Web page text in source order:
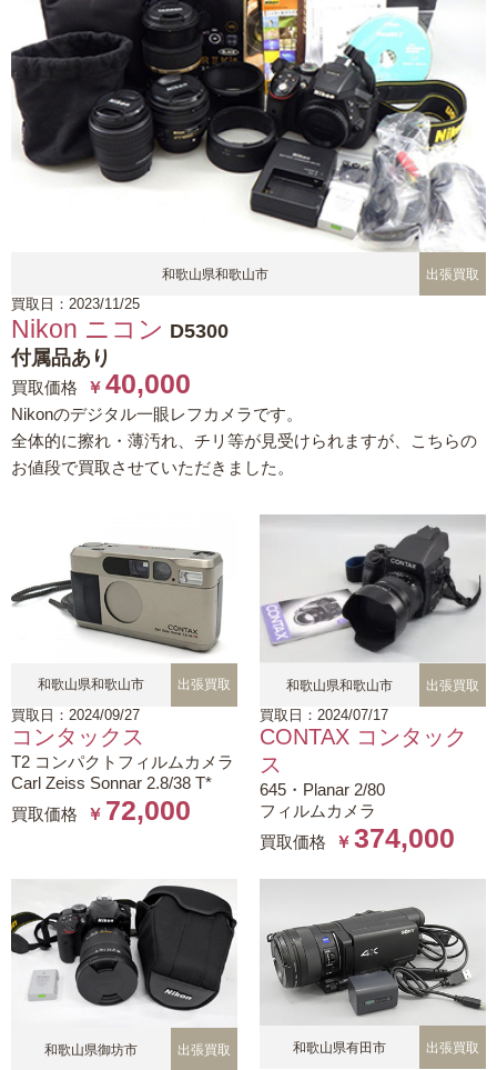
和歌山県和歌山市 出張買取
買取日：2023/11/25
Nikon ニコン D5300
付属品あり
買取価格 ￥ 40,000
Nikonのデジタル一眼レフカメラです。
全体的に擦れ・薄汚れ、チリ等が見受けられますが、こちらの
お値段で買取させていただきました。
和歌山県和歌山市 出張買取
買取日：2024/09/27
コンタックス
T2 コンパクトフィルムカメラ
Carl Zeiss Sonnar 2.8/38 T*
買取価格
￥ 72,000
和歌山県和歌山市 出張買取
買取日：2024/07/17
CONTAX コンタック
ス
645・Planar 2/80
フィルムカメラ
買取価格
￥ 374,000
和歌山県御坊市 出張買取 和歌山県有田市 出張買取